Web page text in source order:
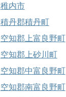
稚内市
積丹郡積丹町
空知郡上富良野町
空知郡上砂川町
空知郡中富良野町
空知郡南富良野町